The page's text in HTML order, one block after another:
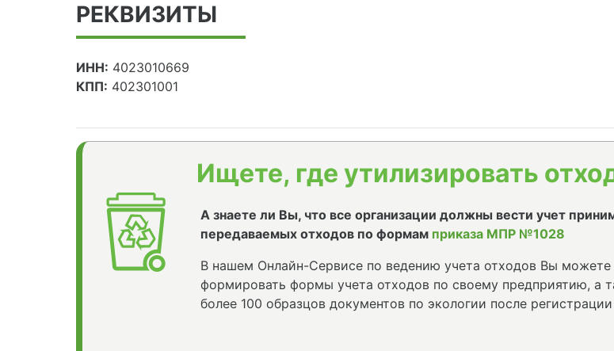
РЕКВИЗИТЫ
ИНН: 4023010669
КПП: 402301001
Ищете, где утилизировать
А знаете ли Вы, что все организации должны вести учет
передаваемых отходов по формам приказа МПР №1028
В нашем Онлайн-Сервисе по ведению учета отходов Вы можете
формировать формы учета отходов по своему предприятию, а
более 100 образцов документов по экологии после